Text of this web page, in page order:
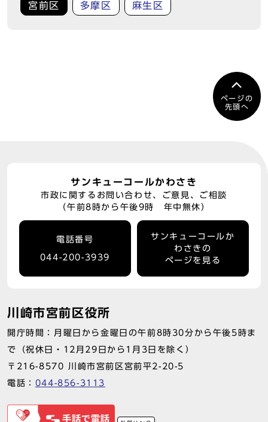
宮前区 多摩区 麻生区
ページの
先頭へ
サンキューコールかわさき
市政に関するお問い合わせ、ご意見、ご相談
（午前8時から午後9時 年中無休）
電話番号
044-200-3939
サンキューコールか
わさきの
ページを見る
川崎市宮前区役所
開庁時間：月曜日から金曜日の午前8時30分から午後5時ま
で（祝休日・12月29日から1月3日を除く）
〒216-8570 川崎市宮前区宮前平2-20-5
電話： 044-856-3113